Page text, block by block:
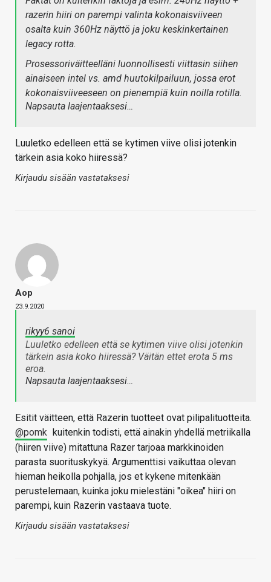
razerin hiiri on parempi valinta kokonaisviiveen
osalta kuin 360Hz näyttö ja joku keskinkertainen
legacy rotta.
Prosessoriväitteelläni luonnollisesti viittasin siihen
ainaiseen intel vs. amd huutokilpailuun, jossa erot
kokonaisviiveeseen on pienempiä kuin noilla rotilla.
Napsauta laajentaaksesi…
Luuletko edelleen että se kytimen viive olisi jotenkin
tärkein asia koko hiiressä?
Kirjaudu sisään vastataksesi
Aop
23.9.2020
rikyy6 sanoi
Luuletko edelleen että se kytimen viive olisi jotenkin
tärkein asia koko hiiressä? Väitän ettet erota 5 ms
eroa.
Napsauta laajentaaksesi…
Esitit väitteen, että Razerin tuotteet ovat pilipalituotteita.
@pomk kuitenkin todisti, että ainakin yhdellä metriikalla
(hiiren viive) mitattuna Razer tarjoaa markkinoiden
parasta suorituskykyä. Argumenttisi vaikuttaa olevan
hieman heikolla pohjalla, jos et kykene mitenkään
perustelemaan, kuinka joku mielestäni "oikea" hiiri on
parempi, kuin Razerin vastaava tuote.
Kirjaudu sisään vastataksesi